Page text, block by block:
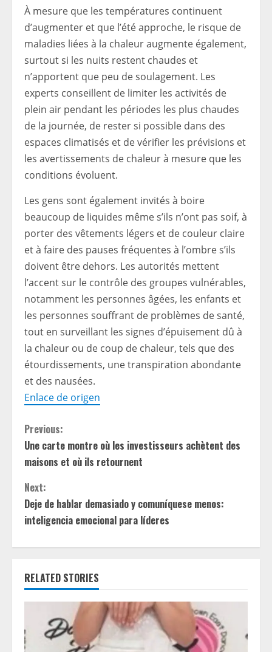
À mesure que les températures continuent
d’augmenter et que l’été approche, le risque de
maladies liées à la chaleur augmente également,
surtout si les nuits restent chaudes et
n’apportent que peu de soulagement. Les
experts conseillent de limiter les activités de
plein air pendant les périodes les plus chaudes
de la journée, de rester si possible dans des
espaces climatisés et de vérifier les prévisions et
les avertissements de chaleur à mesure que les
conditions évoluent.
Les gens sont également invités à boire
beaucoup de liquides même s’ils n’ont pas soif, à
porter des vêtements légers et de couleur claire
et à faire des pauses fréquentes à l’ombre s’ils
doivent être dehors. Les autorités mettent
l’accent sur le contrôle des groupes vulnérables,
notamment les personnes âgées, les enfants et
les personnes souffrant de problèmes de santé,
tout en surveillant les signes d’épuisement dû à
la chaleur ou de coup de chaleur, tels que des
étourdissements, une transpiration abondante
et des nausées.
Enlace de origen
C
o
n
t
u
R
Previous:
Une carte montre où les investisseurs achètent des
maisons et où ils retournent
Next:
Deje de hablar demasiado y comuníquese menos:
inteligencia emocional para líderes
RELATED STORIES